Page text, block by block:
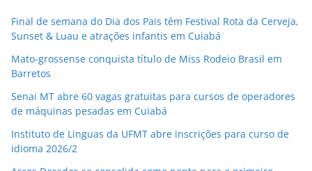
Final de semana do Dia dos Pais têm Festival Rota da Cerveja,
Sunset & Luau e atrações infantis em Cuiabá
Mato-grossense conquista título de Miss Rodeio Brasil em
Barretos
Senai MT abre 60 vagas gratuitas para cursos de operadores
de máquinas pesadas em Cuiabá
Instituto de Linguas da UFMT abre inscrições para curso de
idioma 2026/2